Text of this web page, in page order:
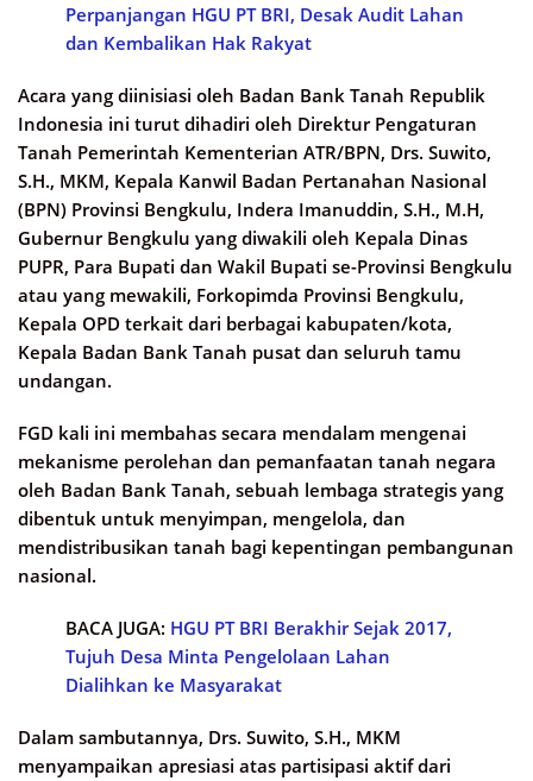
Perpanjangan HGU PT BRI, Desak Audit Lahan
dan Kembalikan Hak Rakyat
Acara yang diinisiasi oleh Badan Bank Tanah Republik
Indonesia ini turut dihadiri oleh Direktur Pengaturan
Tanah Pemerintah Kementerian ATR/BPN, Drs. Suwito,
S.H., MKM, Kepala Kanwil Badan Pertanahan Nasional
(BPN) Provinsi Bengkulu, Indera Imanuddin, S.H., M.H,
Gubernur Bengkulu yang diwakili oleh Kepala Dinas
PUPR, Para Bupati dan Wakil Bupati se-Provinsi Bengkulu
atau yang mewakili, Forkopimda Provinsi Bengkulu,
Kepala OPD terkait dari berbagai kabupaten/kota,
Kepala Badan Bank Tanah pusat dan seluruh tamu
undangan.
FGD kali ini membahas secara mendalam mengenai
mekanisme perolehan dan pemanfaatan tanah negara
oleh Badan Bank Tanah, sebuah lembaga strategis yang
dibentuk untuk menyimpan, mengelola, dan
mendistribusikan tanah bagi kepentingan pembangunan
nasional.
BACA JUGA: HGU PT BRI Berakhir Sejak 2017,
Tujuh Desa Minta Pengelolaan Lahan
Dialihkan ke Masyarakat
Dalam sambutannya, Drs. Suwito, S.H., MKM
menyampaikan apresiasi atas partisipasi aktif dari